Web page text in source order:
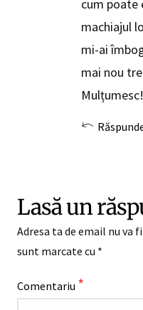
cum poate
machiajul
mi-ai
mai nou
Mulțumesc!
Lasă un
Adresa ta de email nu va
sunt marcate cu *
Comentariu *